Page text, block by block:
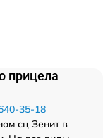
прицела
35-18
сц Зенит в